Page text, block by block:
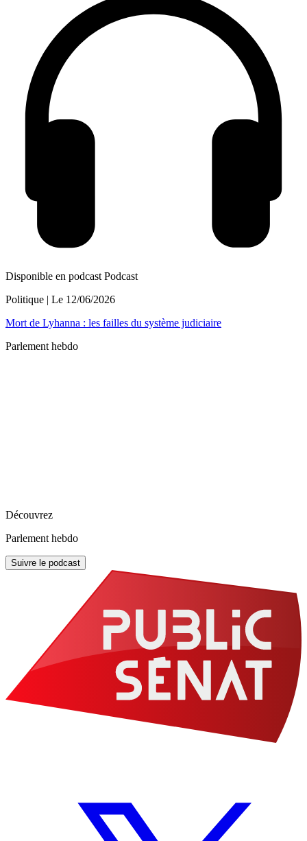
Disponible en podcast Podcast
Politique | Le 12/06/2026
Mort de Lyhanna : les failles du système judiciaire
Parlement hebdo
Découvrez
Parlement hebdo
Suivre le podcast